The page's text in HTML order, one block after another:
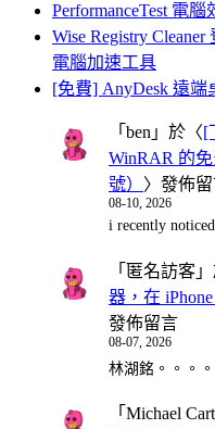
PerformanceTest 電
Wise Registry
電腦加速工具
[免費] AnyDesk 遠端
「 ben 」於〈[
WinRAR 的
號） 〉發佈
08-10, 2026
i recently
「 匿名訪客
器，在
發佈留言
08-07, 2026
林湖銘。。。。
「 Michael